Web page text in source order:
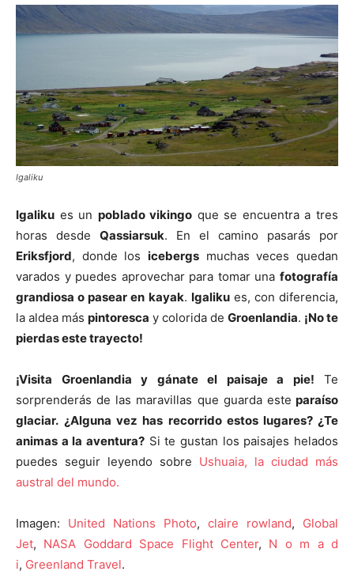
Igaliku
Igaliku es un poblado vikingo que se encuentra a tres
horas desde Qassiarsuk. En el camino pasarás por
Eriksfjord, donde los icebergs muchas veces quedan
varados y puedes aprovechar para tomar una fotografía
grandiosa o pasear en kayak. Igalikues, con diferencia,
la aldea más pintoresca y colorida de Groenlandia. ¡No te
pierdas este trayecto!
¡Visita Groenlandia y gánate el paisaje a pie! Te
sorprenderás de las maravillas que guarda este paraíso
glaciar. ¿Alguna vez has recorrido estos lugares? ¿Te
animas a la aventura? Si te gustan los paisajes helados
puedes seguir leyendo sobre Ushuaia, la ciudad más
austral del mundo.
Imagen: United Nations Photo, claire rowland, Global
Jet, NASA Goddard Space Flight Center, N o m a d
i, Greenland Travel.